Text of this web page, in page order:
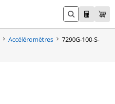
Accéléromètres
7290G-100-S-